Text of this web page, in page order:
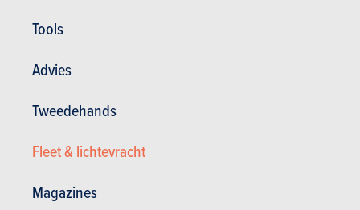
Tools
Advies
Tweedehands
Fleet & lichtevracht
Magazines
15.75
Gelukkig gaan de deuren wijd open en zijn